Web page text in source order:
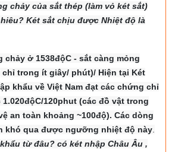
g chảy của sắt thép (làm vỏ két sắt)
Két sắt chịu được Nhiệt độ là
chảy ở 1538độC - sắt càng mỏng
trong ít giây/ phút)/ Hiện tại Két
khẩu về Việt Nam đạt các chứng chỉ
120phut (các đồ vật trong
an toàn khoảng ~100độ). Các dòng
khó qua được ngưỡng nhiệt độ này
từ đâu? có két nhập Châu Âu ,